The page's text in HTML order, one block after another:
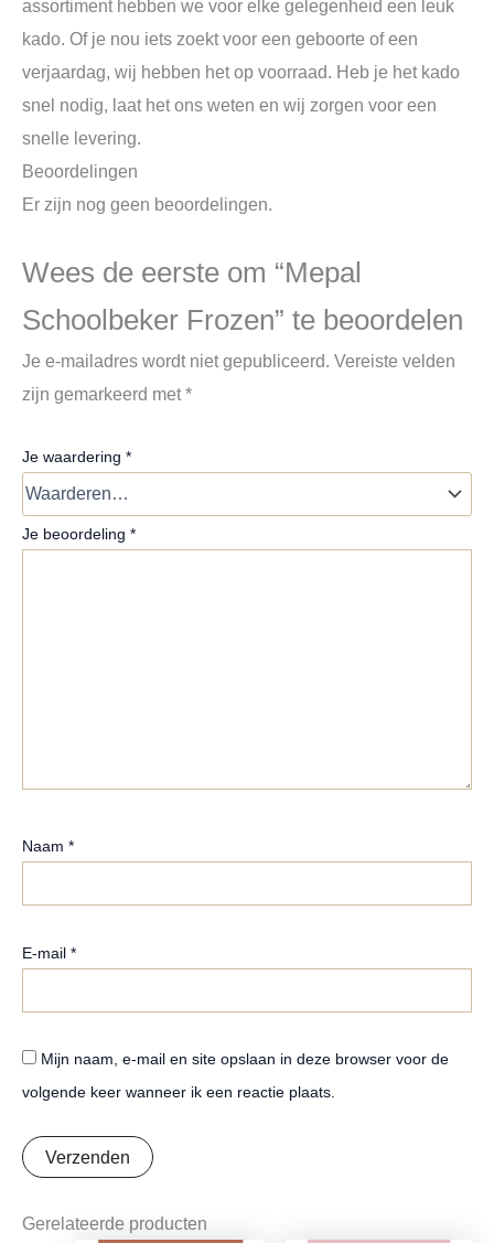
assortiment hebben we voor elke gelegenheid een leuk
kado. Of je nou iets zoekt voor een geboorte of een
verjaardag, wij hebben het op voorraad. Heb je het kado
snel nodig, laat het ons weten en wij zorgen voor een
snelle levering.
Beoordelingen
Er zijn nog geen beoordelingen.
Wees de eerste om “Mepal
Schoolbeker Frozen” te beoordelen
Je e-mailadres wordt niet gepubliceerd. Vereiste velden
zijn gemarkeerd met*
Je waardering *
Je beoordeling *
Naam *
E-mail *
Mijn naam, e-mail en site opslaan in deze browser voor de
volgende keer wanneer ik een reactie plaats.
Gerelateerde producten